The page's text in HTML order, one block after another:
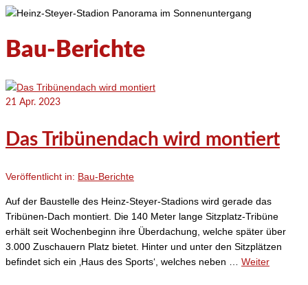
Bau-Berichte
21 Apr. 2023
Das Tribünendach wird montiert
Veröffentlicht in: Bau-Berichte
Auf der Baustelle des Heinz-Steyer-Stadions wird gerade das
Tribünen-Dach montiert. Die 140 Meter lange Sitzplatz-Tribüne
erhält seit Wochenbeginn ihre Überdachung, welche später über
3.000 Zuschauern Platz bietet. Hinter und unter den Sitzplätzen
befindet sich ein ‚Haus des Sports‘, welches neben … Weiter